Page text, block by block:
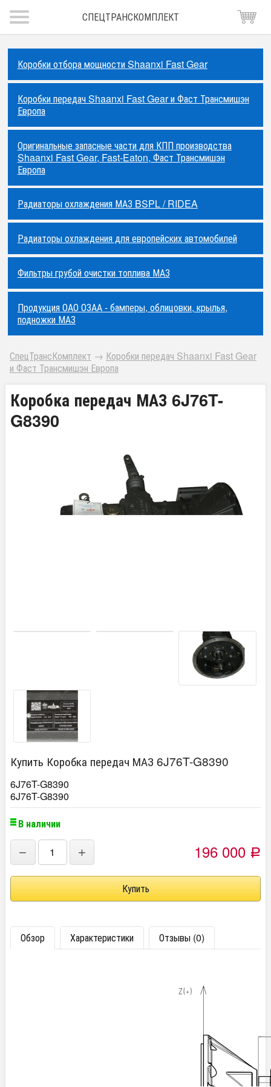
СПЕЦТРАНСКОМПЛЕКТ
Коробки отбора мощности Shaanxi Fast Gear
Коробки передач Shaanxi Fast Gear и Фаст Трансмишэн
Европа
Оригинальные запасные части для КПП производства
Shaanxi Fast Gear, Fast-Eaton, Фаст Трансмишэн
Европа
Радиаторы охлаждения МАЗ BSPL / RIDEA
Радиаторы охлаждения для европейских автомобилей
Фильтры грубой очистки топлива МАЗ
Продукция ОАО ОЗАА - бамперы, облицовки, крылья,
подножки МАЗ
СпецТрансКомплект → Коробки передач Shaanxi Fast Gear
и Фаст Трансмишэн Европа
Коробка передач МАЗ 6J76T-
G8390
Купить Коробка передач МАЗ 6J76T-G8390
6J76T-G8390
6J76T-G8390
В наличии
− + 196 000 Р
Обзор Характеристики Отзывы (0)